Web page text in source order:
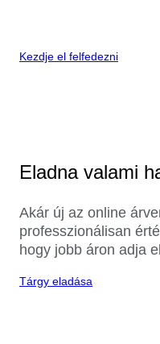
Kezdje el felfedezni
Eladna valami
Akár új az online
professzionálisan
hogy jobb áron adja
Tárgy eladása